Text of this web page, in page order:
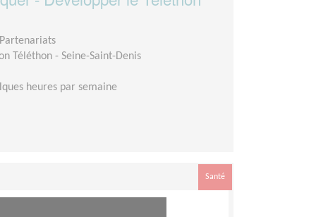
Téléthon - Seine-Saint-Denis
heures par semaine
Santé